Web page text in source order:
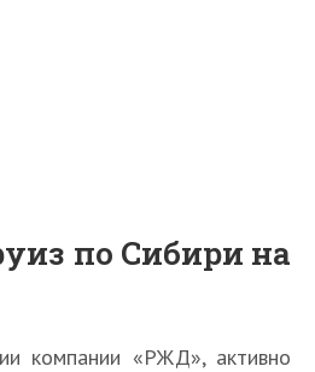
по Сибири на
компании «РЖД», активно